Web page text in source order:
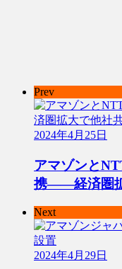
Prev
2024年4月25日
アマゾンと
携――経済圏
Next
2024年4月29日